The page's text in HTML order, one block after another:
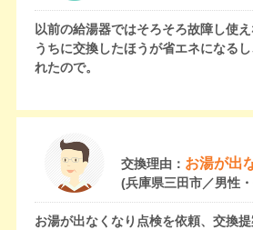
以前の給湯器ではそろそろ故障し使
うちに交換したほうが省エネになる
れたので。
交換理由： お湯が出
(兵庫県三田市／男性
お湯が出なくなり点検を依頼、交換